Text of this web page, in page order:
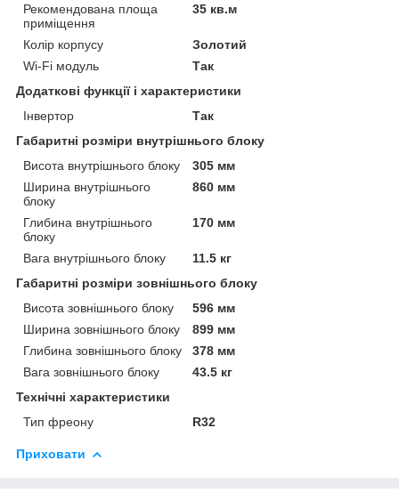
Рекомендована площа
приміщення
35 кв.м
Колір корпусу
Золотий
Wi-Fi модуль
Так
Додаткові функції і характеристики
Інвертор
Так
Габаритні розміри внутрішнього блоку
Висота внутрішнього блоку
305 мм
Ширина внутрішнього
блоку
860 мм
Глибина внутрішнього
блоку
170 мм
Вага внутрішнього блоку
11.5 кг
Габаритні розміри зовнішнього блоку
Висота зовнішнього блоку
596 мм
Ширина зовнішнього блоку
899 мм
Глибина зовнішнього блоку
378 мм
Вага зовнішнього блоку
43.5 кг
Технічні характеристики
Тип фреону
R32
Приховати